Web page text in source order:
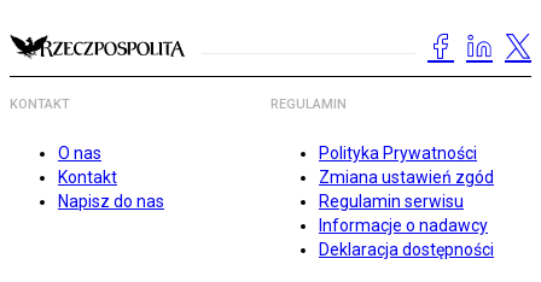
KONTAKT
O nas
Kontakt
Napisz do nas
REGULAMIN
Polityka Prywatności
Zmiana ustawień zgód
Regulamin serwisu
Informacje o nadawcy
Deklaracja dostępności